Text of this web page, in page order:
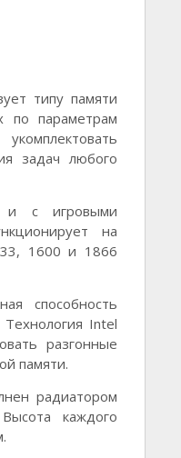
типу памяти
по параметрам
задач любого
и с игровыми
на
1600 и 1866
способность
Intel
разгонные
памяти.
радиатором
каждого